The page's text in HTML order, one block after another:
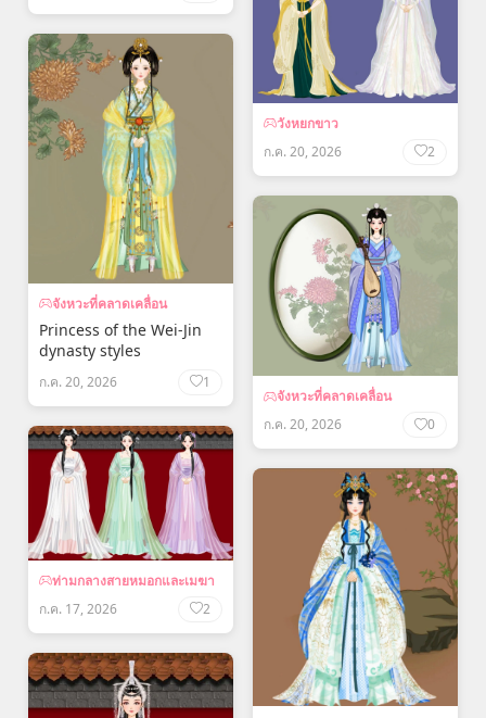
วังหยกขาว
ก.ค. 20, 2026
2
จังหวะที่คลาดเคลื่อน
Princess of the Wei-Jin
dynasty styles
ก.ค. 20, 2026
1
จังหวะที่คลาดเคลื่อน
ก.ค. 20, 2026
0
ท่ามกลางสายหมอกและเมฆา
ก.ค. 17, 2026
2